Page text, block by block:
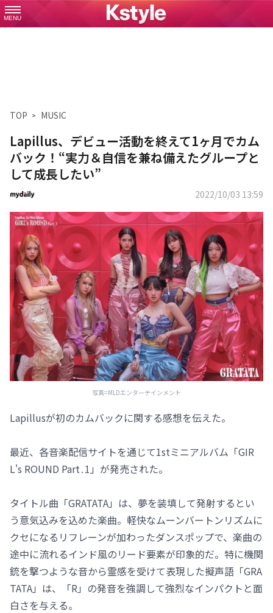
MENU
TOP MUSIC
Lapillus、デビュー活動を終えて1ヶ月でカム
バック！“実力＆自信を兼ね備えたグループと
して成長したい”
2022/10/03 13:59
写真=MLDエンターテインメント
Lapillusが初のカムバックに関する感想を伝えた。
最近、各音楽配信サイトを通じて1stミニアルバム「GIR
L's ROUND Part․1」が発売された。
タイトル曲「GRATATA」は、夢を装填して発射するとい
う意気込みを込めた楽曲。軽快なムーンバートンリズムに
クセになるリフレーンが加わったダンスポップで、楽曲の
途中に流れるインド風のリード要素が印象的だ。特に機関
銃を撃つような音から霊感を受けて表現した擬声語「GRA
TATA」は、「R」の発音を強調して強烈なインパクトと面
白さを与える。